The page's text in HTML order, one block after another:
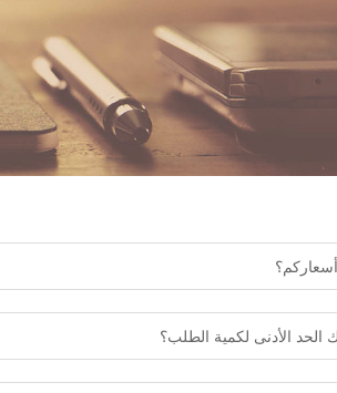
الحد الأدنى لكمية الطلب؟